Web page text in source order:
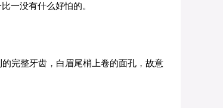
一没有什么好怕的。
完整牙齿，白眉尾梢上卷的面孔，故意